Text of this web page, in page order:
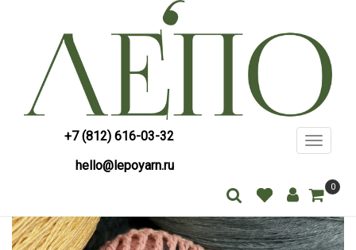
+7 (812) 616-03-32
hello@lepoyarn.ru
Toggle
0